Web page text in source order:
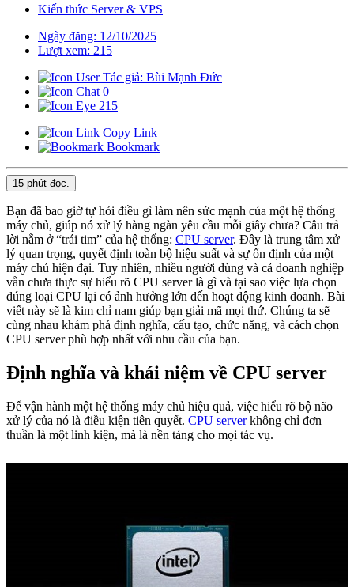
Kiến thức Server & VPS
Ngày đăng: 12/10/2025
Lượt xem: 215
Tác giả: Bùi Mạnh Đức
0
215
Copy Link
Bookmark
15 phút đọc.
Bạn đã bao giờ tự hỏi điều gì làm nên sức mạnh của một hệ thống
máy chủ, giúp nó xử lý hàng ngàn yêu cầu mỗi giây chưa? Câu trả
lời nằm ở “trái tim” của hệ thống: CPU server. Đây là trung tâm xử
lý quan trọng, quyết định toàn bộ hiệu suất và sự ổn định của một
máy chủ hiện đại. Tuy nhiên, nhiều người dùng và cả doanh nghiệp
vẫn chưa thực sự hiểu rõ CPU server là gì và tại sao việc lựa chọn
đúng loại CPU lại có ảnh hưởng lớn đến hoạt động kinh doanh. Bài
viết này sẽ là kim chỉ nam giúp bạn giải mã mọi thứ. Chúng ta sẽ
cùng nhau khám phá định nghĩa, cấu tạo, chức năng, và cách chọn
CPU server phù hợp nhất với nhu cầu của bạn.
Định nghĩa và khái niệm về CPU server
Để vận hành một hệ thống máy chủ hiệu quả, việc hiểu rõ bộ não
xử lý của nó là điều kiện tiên quyết. CPU serverkhông chỉ đơn
thuần là một linh kiện, mà là nền tảng cho mọi tác vụ.